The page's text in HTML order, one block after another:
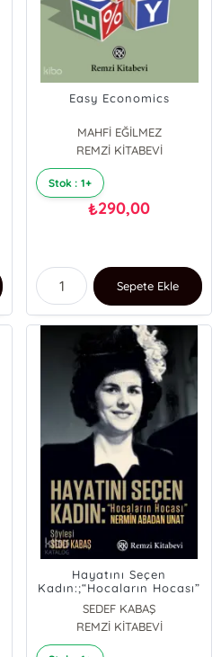
Easy Economics
MAHFİ EĞİLMEZ
REMZİ KİTABEVİ
Stok : 1+
₺290,00
Sepete Ekle
Hayatını Seçen
Kadın:;“Hocaların Hocası”
Nermin Abadan Unat
SEDEF KABAŞ
REMZİ KİTABEVİ